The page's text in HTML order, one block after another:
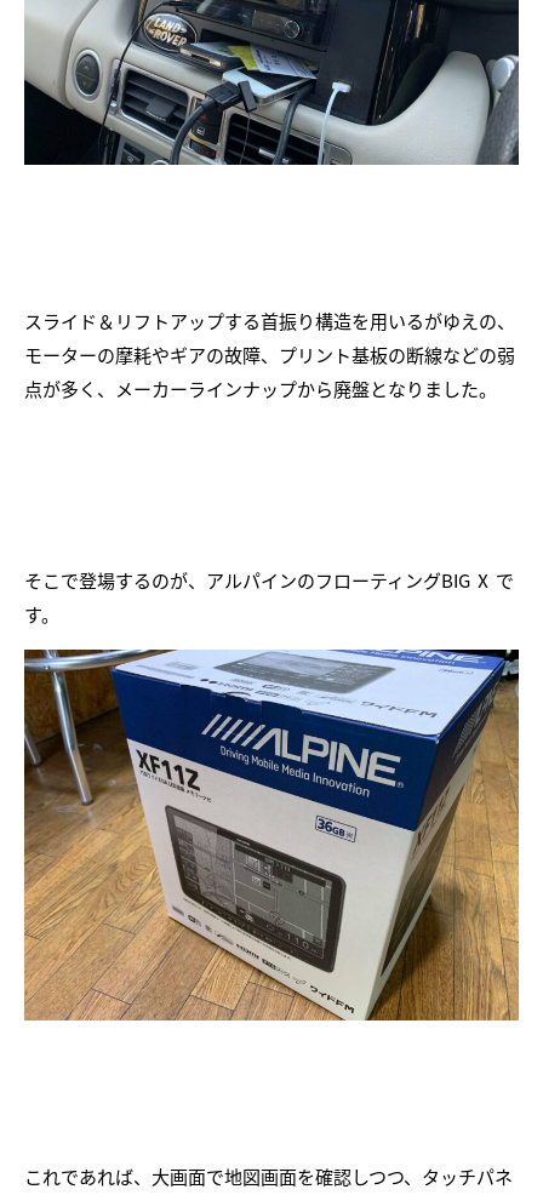
スライド＆リフトアップする首振り構造を用いるがゆえの、
モーターの摩耗やギアの故障、プリント基板の断線などの弱
点が多く、メーカーラインナップから廃盤となりました。
そこで登場するのが、アルパインのフローティングBIG Ⅹ で
す。
これであれば、大画面で地図画面を確認しつつ、タッチパネ